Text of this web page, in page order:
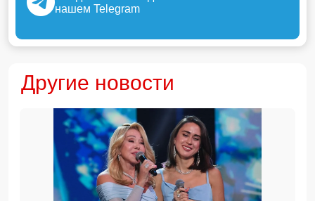
нашем Telegram
Другие новости